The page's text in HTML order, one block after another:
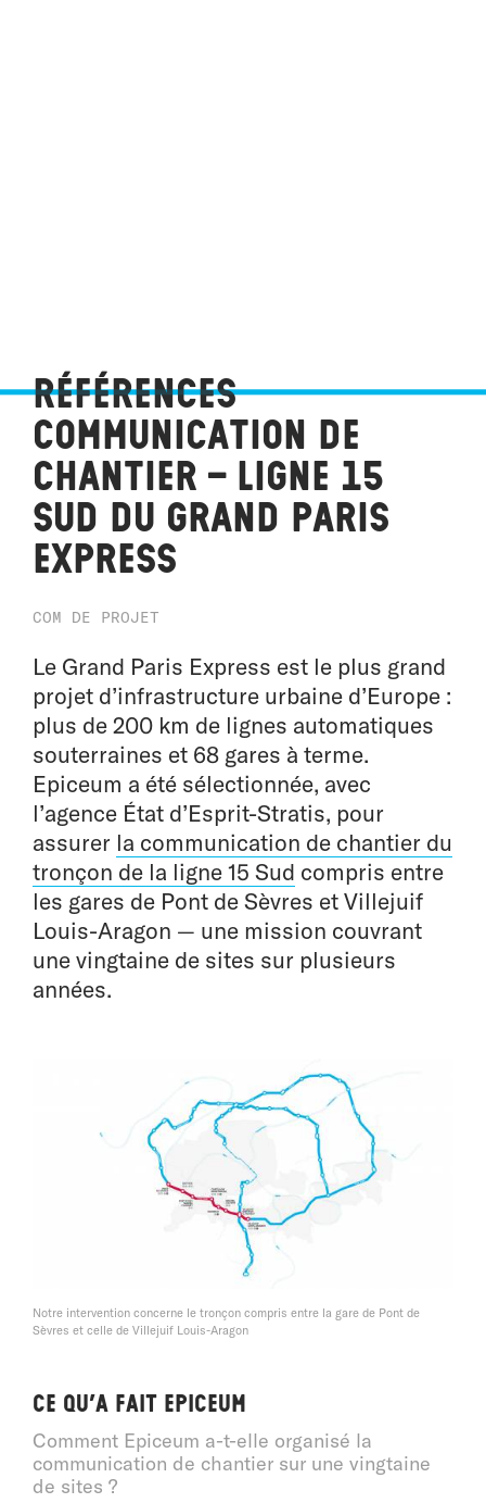
Références
Communication de
chantier – ligne 15
Sud du Grand Paris
Express
COM DE PROJET
Le Grand Paris Express est le plus grand
projet d’infrastructure urbaine d’Europe :
plus de 200 km de lignes automatiques
souterraines et 68 gares à terme.
Epiceum a été sélectionnée, avec
l’agence État d’Esprit-Stratis, pour
assurer la communication de chantier du
tronçon de la ligne 15 Sud compris entre
les gares de Pont de Sèvres et Villejuif
Louis-Aragon — une mission couvrant
une vingtaine de sites sur plusieurs
années.
Notre intervention concerne le tronçon compris entre la gare de Pont de
Sèvres et celle de Villejuif Louis-Aragon
Ce qu’a fait Epiceum
Comment Epiceum a-t-elle organisé la
communication de chantier sur une vingtaine
de sites ?